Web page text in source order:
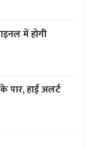
में होगी
पार, हाई अलर्ट